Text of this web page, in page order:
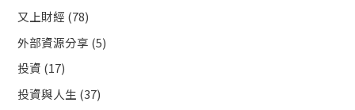
又上財經 (78)
外部資源分享 (5)
投資 (17)
投資與人生 (37)